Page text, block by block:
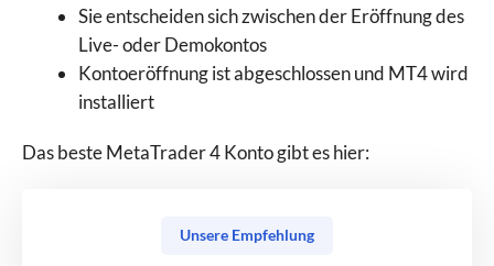
Sie entscheiden sich zwischen der Eröffnung des
Live- oder Demokontos
Kontoeröffnung ist abgeschlossen und MT4 wird
installiert
Das beste MetaTrader 4 Konto gibt es hier:
Unsere Empfehlung